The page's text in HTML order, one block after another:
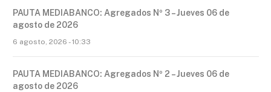
PAUTA MEDIABANCO: Agregados Nº 3 – Jueves 06 de
agosto de 2026
6 agosto, 2026 - 10:33
PAUTA MEDIABANCO: Agregados Nº 2 – Jueves 06 de
agosto de 2026